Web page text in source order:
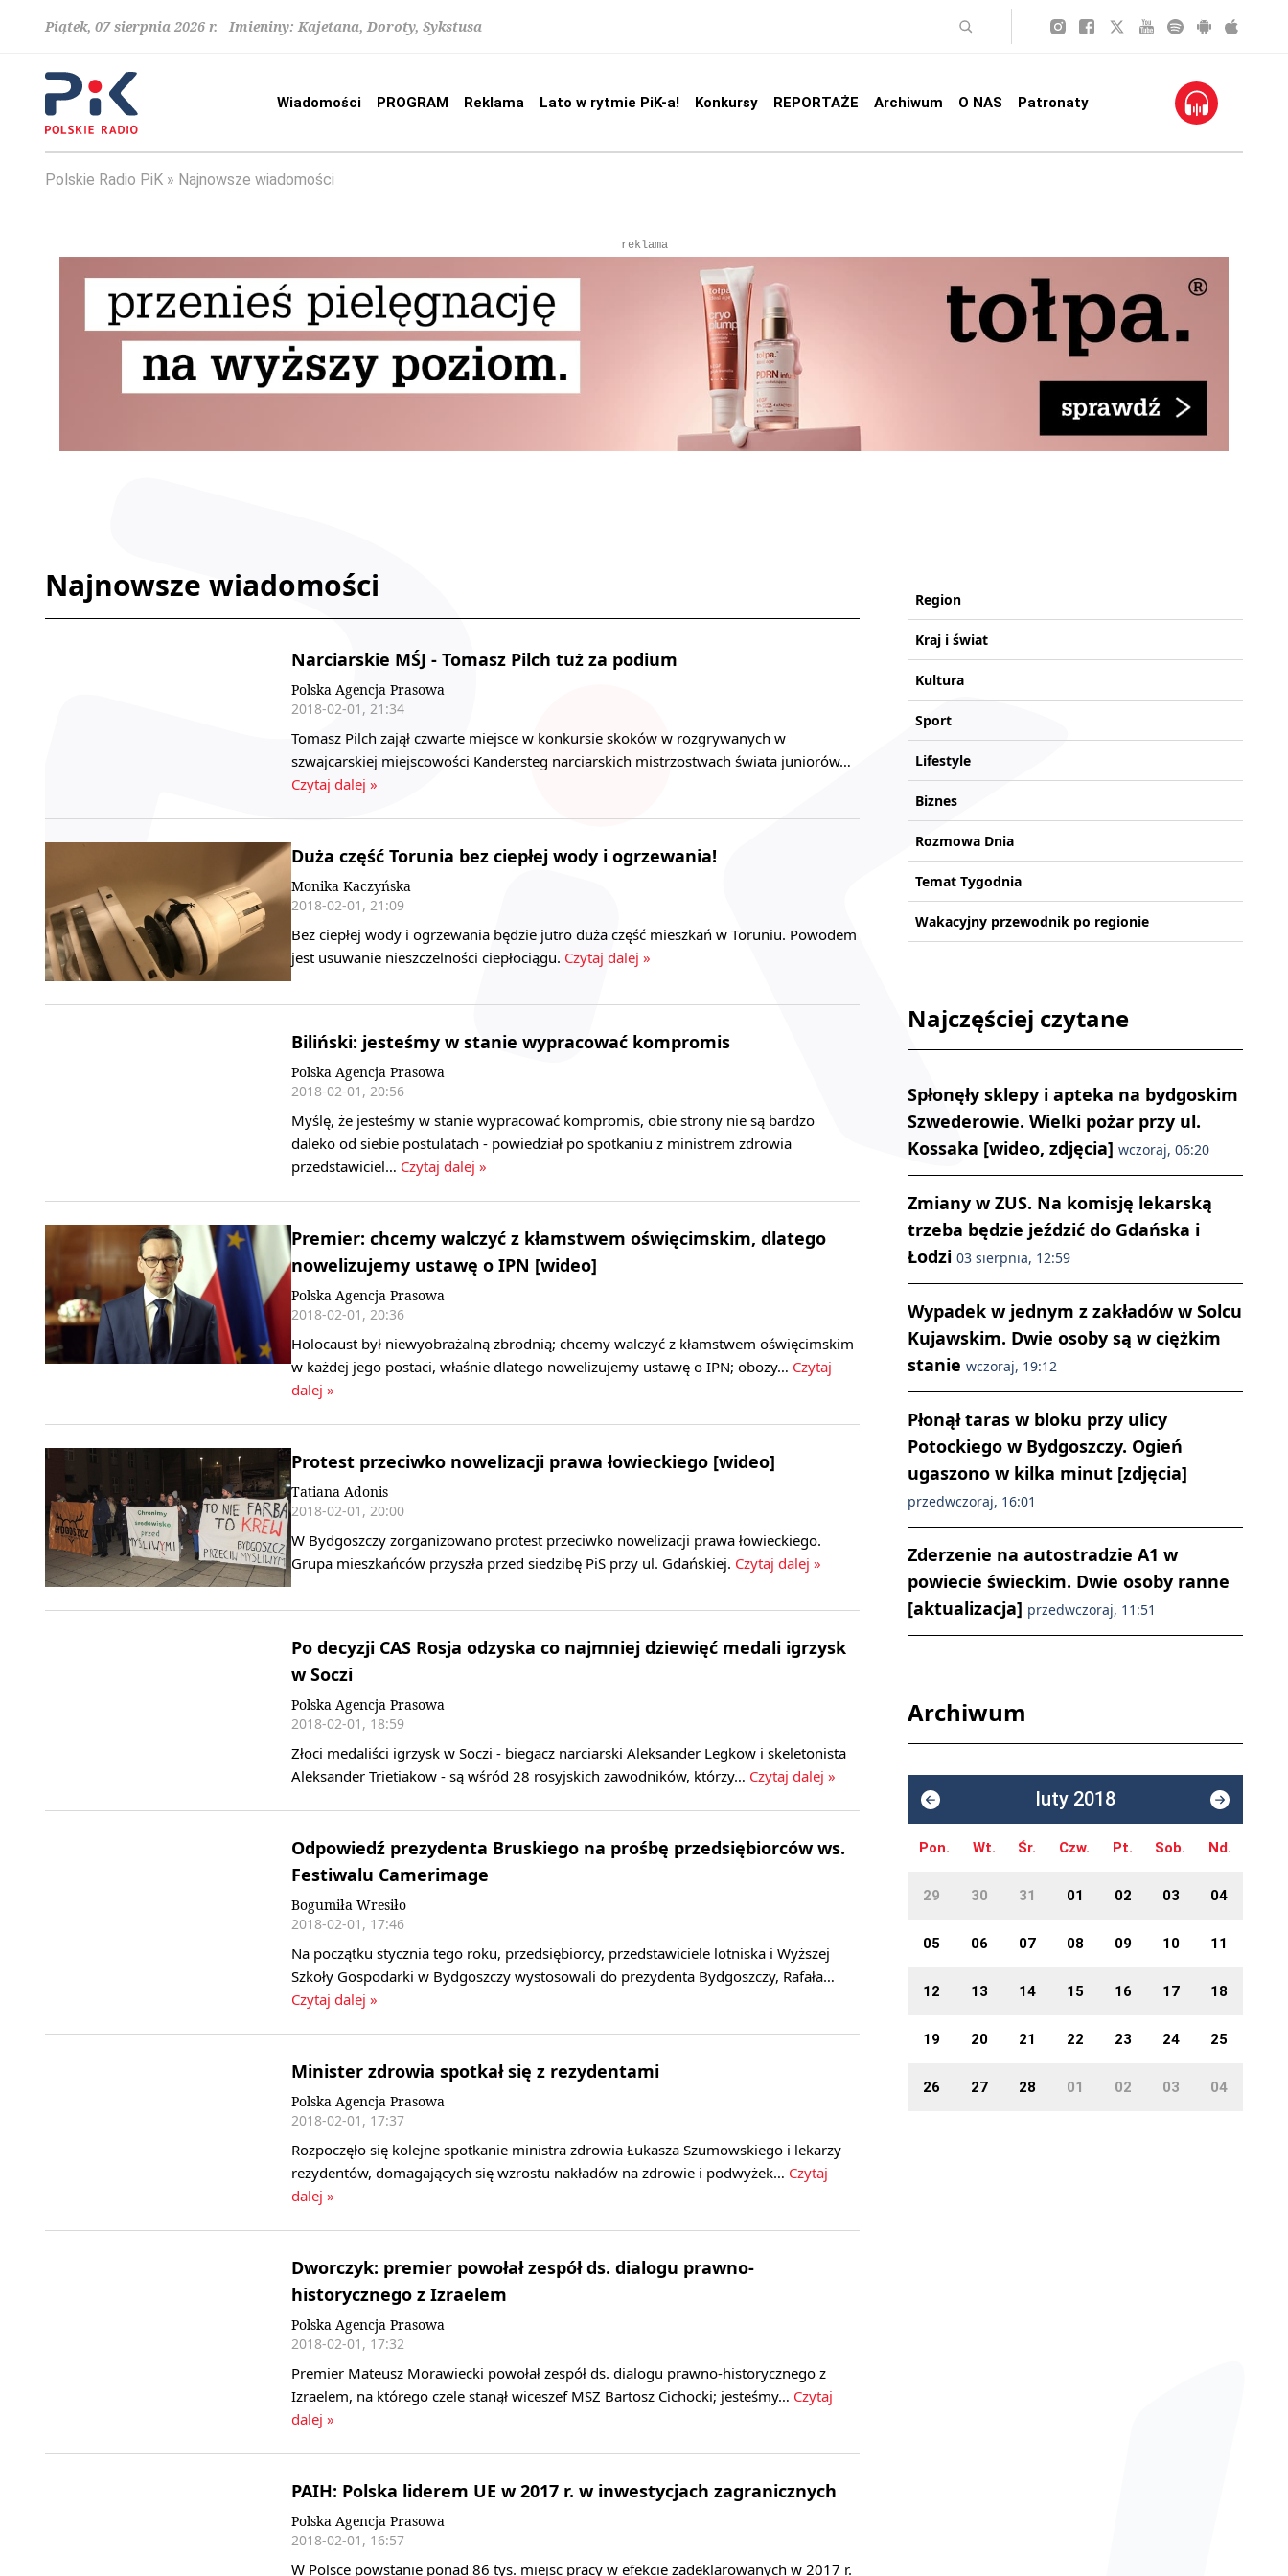
Piątek, 07 sierpnia 2026 r. Imieniny: Kajetana, Doroty, Sykstusa
Wiadomości PROGRAM Reklama Lato w rytmie PiK-a! Konkursy REPORTAŻE Archiwum O NAS Patronaty
Polskie Radio PiK Najnowsze wiadomości
reklama
Najnowsze wiadomości
Narciarskie MŚJ - Tomasz Pilch tuż za podium
Polska Agencja Prasowa
2018-02-01, 21:34
Tomasz Pilch zajął czwarte miejsce w konkursie skoków w rozgrywanych w
szwajcarskiej miejscowości Kandersteg narciarskich mistrzostwach świata juniorów…
Czytaj dalej »
Duża część Torunia bez ciepłej wody i ogrzewania!
Monika Kaczyńska
2018-02-01, 21:09
Bez ciepłej wody i ogrzewania będzie jutro duża część mieszkań w Toruniu. Powodem
jest usuwanie nieszczelności ciepłociągu. Czytaj dalej »
Biliński: jesteśmy w stanie wypracować kompromis
Polska Agencja Prasowa
2018-02-01, 20:56
Myślę, że jesteśmy w stanie wypracować kompromis, obie strony nie są bardzo
daleko od siebie postulatach - powiedział po spotkaniu z ministrem zdrowia
przedstawiciel… Czytaj dalej »
Premier: chcemy walczyć z kłamstwem oświęcimskim, dlatego
nowelizujemy ustawę o IPN [wideo]
Polska Agencja Prasowa
2018-02-01, 20:36
Holocaust był niewyobrażalną zbrodnią; chcemy walczyć z kłamstwem oświęcimskim
w każdej jego postaci, właśnie dlatego nowelizujemy ustawę o IPN; obozy… Czytaj
dalej »
Protest przeciwko nowelizacji prawa łowieckiego [wideo]
Tatiana Adonis
2018-02-01, 20:00
W Bydgoszczy zorganizowano protest przeciwko nowelizacji prawa łowieckiego.
Grupa mieszkańców przyszła przed siedzibę PiS przy ul. Gdańskiej. Czytaj dalej »
Po decyzji CAS Rosja odzyska co najmniej dziewięć medali igrzysk
w Soczi
Polska Agencja Prasowa
2018-02-01, 18:59
Złoci medaliści igrzysk w Soczi - biegacz narciarski Aleksander Legkow i skeletonista
Aleksander Trietiakow - są wśród 28 rosyjskich zawodników, którzy… Czytaj dalej »
Odpowiedź prezydenta Bruskiego na prośbę przedsiębiorców ws.
Festiwalu Camerimage
Bogumiła Wresiło
2018-02-01, 17:46
Na początku stycznia tego roku, przedsiębiorcy, przedstawiciele lotniska i Wyższej
Szkoły Gospodarki w Bydgoszczy wystosowali do prezydenta Bydgoszczy, Rafała…
Czytaj dalej »
Minister zdrowia spotkał się z rezydentami
Polska Agencja Prasowa
2018-02-01, 17:37
Rozpoczęło się kolejne spotkanie ministra zdrowia Łukasza Szumowskiego i lekarzy
rezydentów, domagających się wzrostu nakładów na zdrowie i podwyżek… Czytaj
dalej »
Dworczyk: premier powołał zespół ds. dialogu prawno-
historycznego z Izraelem
Polska Agencja Prasowa
2018-02-01, 17:32
Premier Mateusz Morawiecki powołał zespół ds. dialogu prawno-historycznego z
Izraelem, na którego czele stanął wiceszef MSZ Bartosz Cichocki; jesteśmy… Czytaj
dalej »
PAIH: Polska liderem UE w 2017 r. w inwestycjach zagranicznych
Polska Agencja Prasowa
2018-02-01, 16:57
W Polsce powstanie ponad 86 tys. miejsc pracy w efekcie zadeklarowanych w 2017 r.
Region
Kraj i świat
Kultura
Sport
Lifestyle
Biznes
Rozmowa Dnia
Temat Tygodnia
Wakacyjny przewodnik po regionie
Najczęściej czytane
Spłonęły sklepy i apteka na bydgoskim
Szwederowie. Wielki pożar przy ul.
Kossaka [wideo, zdjęcia] wczoraj, 06:20
Zmiany w ZUS. Na komisję lekarską
trzeba będzie jeździć do Gdańska i
Łodzi 03 sierpnia, 12:59
Wypadek w jednym z zakładów w Solcu
Kujawskim. Dwie osoby są w ciężkim
stanie wczoraj, 19:12
Płonął taras w bloku przy ulicy
Potockiego w Bydgoszczy. Ogień
ugaszono w kilka minut [zdjęcia]
przedwczoraj, 16:01
Zderzenie na autostradzie A1 w
powiecie świeckim. Dwie osoby ranne
[aktualizacja] przedwczoraj, 11:51
Archiwum
luty 2018
Pon. Wt. Śr. Czw. Pt. Sob. Nd.
29 30 31 01 02 03 04
05 06 07 08 09 10 11
12 13 14 15 16 17 18
19 20 21 22 23 24 25
26 27 28 01 02 03 04